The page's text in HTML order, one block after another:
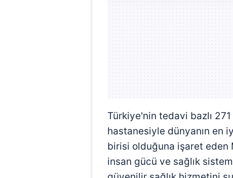
reklam/pazarlama faaliyetlerinin
Çerezlere ilişkin tercihlerinizi
butonuna tıklayabilir, Çerez
6698 sayılı Kişisel Verilerin
mevzuata uygun olarak
Türkiye'nin tedavi bazlı
hastanesiyle dünyanın en
birisi olduğuna işaret eden
insan gücü ve sağlık